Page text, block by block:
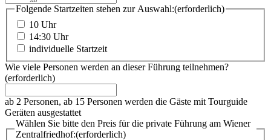
Punkt
Folgende Startzeiten stehen zur Auswahl:(erforderlich)
10 Uhr
14:30 Uhr
individuelle Startzeit
Wie viele Personen werden an dieser Führung teilnehmen?
(erforderlich)
ab 2 Personen, ab 15 Personen werden die Gäste mit Tourguide
Geräten ausgestattet
Wählen Sie bitte den Preis für die private Führung am Wiener
Zentralfriedhof:(erforderlich)